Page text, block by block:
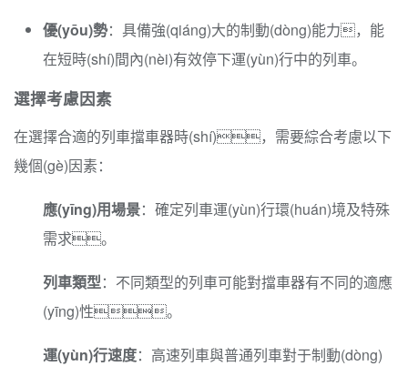
優(yōu)勢：具備強(qiáng)大的制動(dòng)能力，能
在短時(shí)間內(nèi)有效停下運(yùn)行中的列車。
選擇考慮因素
在選擇合適的列車擋車器時(shí)，需要綜合考慮以下
幾個(gè)因素：
應(yīng)用場景：確定列車運(yùn)行環(huán)境及特殊
需求。
列車類型：不同類型的列車可能對擋車器有不同的適應
(yīng)性。
運(yùn)行速度：高速列車與普通列車對于制動(dòng)